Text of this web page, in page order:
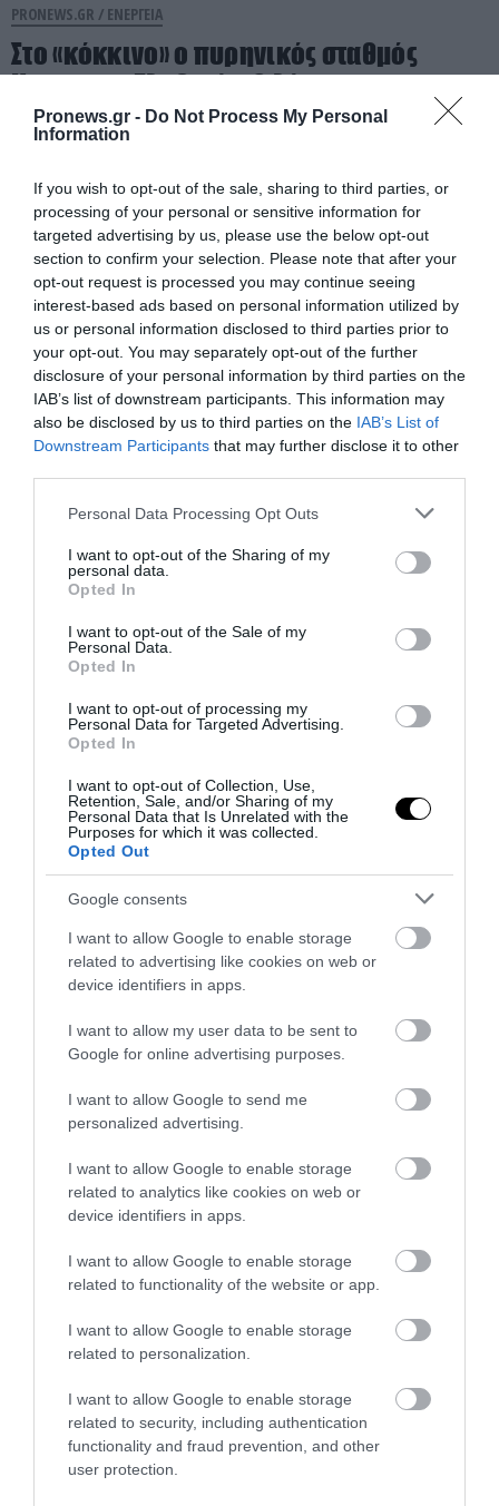
Pronews.gr - Do Not Process My Personal
Information
If you wish to opt-out of the sale, sharing to third parties, or
processing of your personal or sensitive information for
targeted advertising by us, please use the below opt-out
section to confirm your selection. Please note that after your
opt-out request is processed you may continue seeing
interest-based ads based on personal information utilized by
us or personal information disclosed to third parties prior to
your opt-out. You may separately opt-out of the further
disclosure of your personal information by third parties on the
IAB’s list of downstream participants. This information may
also be disclosed by us to third parties on the IAB’s List of
Downstream Participants that may further disclose it to other
Please note that this website/app uses one or more Google
not limited to your visit or usage behaviour. You may click to
grant or deny consent to Google and its third-party tags to
use your data for below specified purposes in below Google
consent section.
Personal Data Processing Opt Outs
I want to opt-out of the Sharing of my
personal data.
Opted In
I want to opt-out of the Sale of my
Personal Data.
Opted In
I want to opt-out of processing my
Personal Data for Targeted Advertising.
Opted In
I want to opt-out of Collection, Use,
Retention, Sale, and/or Sharing of my
Personal Data that Is Unrelated with the
Purposes for which it was collected.
Opted Out
Google consents
I want to allow Google to enable storage
related to advertising like cookies on web or
device identifiers in apps.
I want to allow my user data to be sent to
Google for online advertising purposes.
I want to allow Google to send me
personalized advertising.
I want to allow Google to enable storage
related to analytics like cookies on web or
device identifiers in apps.
I want to allow Google to enable storage
related to functionality of the website or app.
I want to allow Google to enable storage
related to personalization.
I want to allow Google to enable storage
related to security, including authentication
functionality and fraud prevention, and other
user protection.
PRONEWS.GR / ΕΝΕΡΓΕΙΑ
Στο «κόκκινο» ο πυρηνικός σταθμός
Κρσκο στη Σλοβενία: Ο λόγος που
περιορίζει το 80% της λειτουργίας του
PRONEWS.GR /ΟΙΚΟΝΟΜΙΑ
Ουγγαρία: Αναστέλλει προσωρινά τη
λειτουργία του ο πυρηνικός σταθμός
Paks – «Οι επόμενες μέρες θα είναι
03.08.2026 | 12:31
PRONEWS.GR /ΕΝΕΡΓΕΙΑ
Η Ευρώπη θα αντιμετωπίσει τον
χειμώνα με τα ενεργειακά αποθέματα
τελευταίων ετών
28.07.2026 | 12:12